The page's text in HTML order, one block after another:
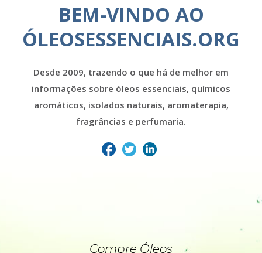
BEM-VINDO AO
ÓLEOSESSENCIAIS.ORG
Desde 2009, trazendo o que há de melhor em
informações sobre óleos essenciais, químicos
aromáticos, isolados naturais, aromaterapia,
fragrâncias e perfumaria.
Compre Óleos